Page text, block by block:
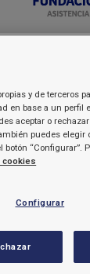
MARCAS
y de terceros
en base a un perfil
aceptar o
puedes elegir
botón “Configurar”.
cookies
Configurar